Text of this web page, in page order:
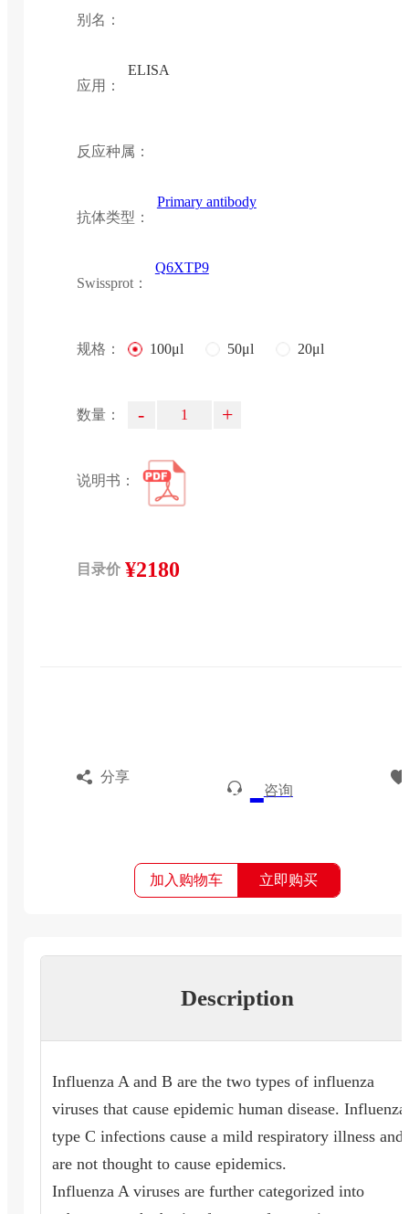
别名：
应用：
ELISA
反应种属：
抗体类型：
Primary antibody
Swissprot：
Q6XTP9
规格： 100μl 50μl 20μl
数量： - +
说明书：
目录价 ¥2180
分享
咨询
加入购物车 立即购买
Description
Influenza A and B are the two types of influenza
viruses that cause epidemic human disease. Influenza
type C infections cause a mild respiratory illness and
are not thought to cause epidemics.
Influenza A viruses are further categorized into